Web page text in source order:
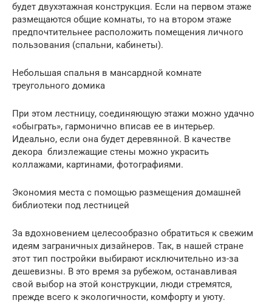
будет двухэтажная конструкция. Если на первом этаже
размещаются общие комнаты, то на втором этаже
предпочтительнее расположить помещения личного
пользования (спальни, кабинеты).
Небольшая спальня в мансардной комнате
треугольного домика
При этом лестницу, соединяющую этажи можно удачно
«обыграть», гармонично вписав ее в интерьер.
Идеально, если она будет деревянной. В качестве
декора близлежащие стены можно украсить
коллажами, картинами, фотографиями.
Экономия места с помощью размещения домашней
библиотеки под лестницей
За вдохновением целесообразно обратиться к свежим
идеям заграничных дизайнеров. Так, в нашей стране
этот тип постройки выбирают исключительно из-за
дешевизны. В это время за рубежом, останавливая
свой выбор на этой конструкции, люди стремятся,
прежде всего к экологичности, комфорту и уюту.